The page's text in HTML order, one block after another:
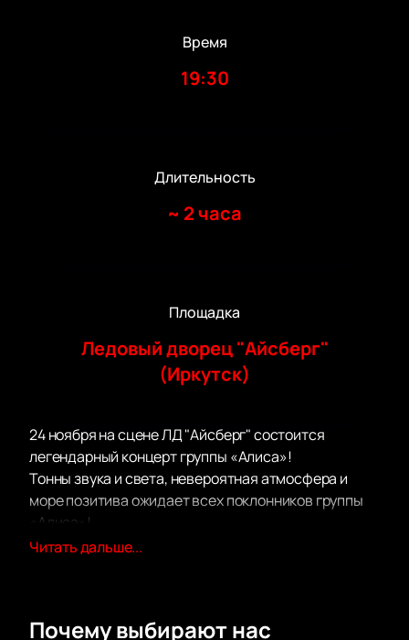
Время
19:30
Длительность
~ 2 часа
Площадка
Ледовый дворец "Айсберг"
(Иркутск)
24 ноября на сцене ЛД "Айсберг" состоится
легендарный концерт группы «Алиса»!
Тонны звука и света, невероятная атмосфера и
море позитива ожидает всех поклонников группы
«Алиса»!
В рамках концерта вы услышите как самые
На сцене ЛД "Айсберг" вас ожидает супер
Читать дальше...
Почему выбирают нас